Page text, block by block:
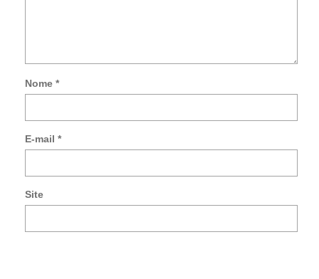
Nome *
E-mail *
Site